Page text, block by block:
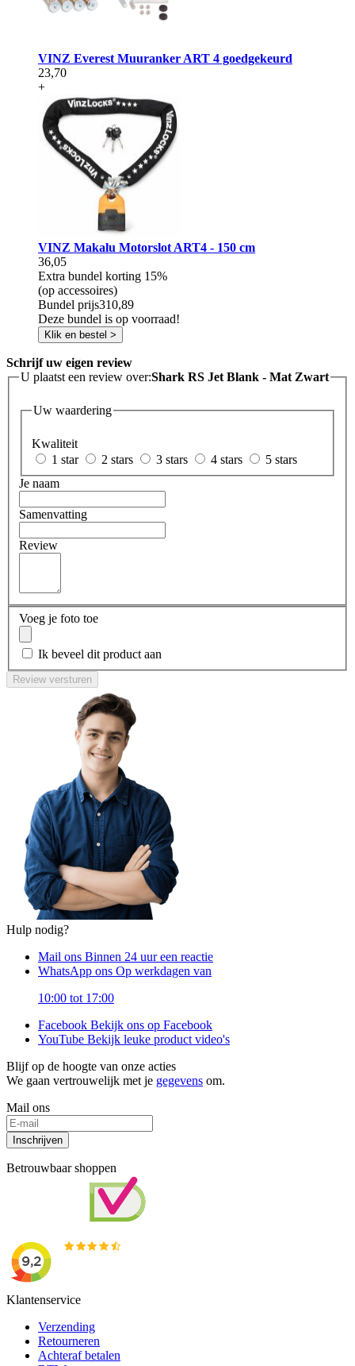
VINZ Everest Muuranker ART 4 goedgekeurd
23,70
+
VINZ Makalu Motorslot ART4 - 150 cm
36,05
Extra bundel korting 15%
(op accessoires)
Bundel prijs310,89
Deze bundel is op voorraad!
Klik en bestel >
Schrijf uw eigen review
U plaatst een review over:Shark RS Jet Blank - Mat Zwart
Uw waardering
Kwaliteit
1 star
2 stars 3 stars 4 stars
5 stars
Je naam
Samenvatting
Review
Voeg je foto toe
Ik beveel dit product aan
Review versturen
Hulp nodig?
Mail ons Binnen 24 uur een reactie
WhatsApp ons Op werkdagen van
10:00 tot 17:00
Facebook Bekijk ons op Facebook
YouTube Bekijk leuke product video's
Blijf op de hoogte van onze acties
We gaan vertrouwelijk met je gegevens om.
Mail ons
Inschrijven
Betrouwbaar shoppen
Klantenservice
Verzending
Retourneren
Achteraf betalen